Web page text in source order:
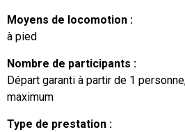
Moyens de locomotion :
à pied
Nombre de participants :
Départ garanti à partir de 1 personne
maximum
Type de prestation :